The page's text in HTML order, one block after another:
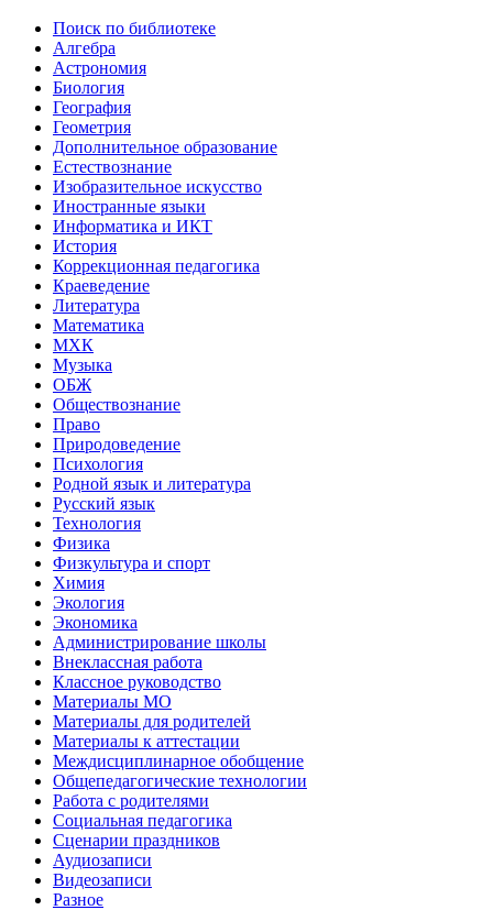
Поиск по библиотеке
Алгебра
Астрономия
Биология
География
Геометрия
Дополнительное образование
Естествознание
Изобразительное искусство
Иностранные языки
Информатика и ИКТ
История
Коррекционная педагогика
Краеведение
Литература
Математика
МХК
Музыка
ОБЖ
Обществознание
Право
Природоведение
Психология
Родной язык и литература
Русский язык
Технология
Физика
Физкультура и спорт
Химия
Экология
Экономика
Администрирование школы
Внеклассная работа
Классное руководство
Материалы МО
Материалы для родителей
Материалы к аттестации
Междисциплинарное обобщение
Общепедагогические технологии
Работа с родителями
Социальная педагогика
Сценарии праздников
Аудиозаписи
Видеозаписи
Разное